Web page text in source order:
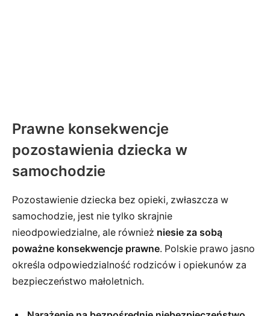
Prawne konsekwencje
pozostawienia dziecka w
samochodzie
Pozostawienie dziecka bez opieki, zwłaszcza w
samochodzie, jest nie tylko skrajnie
nieodpowiedzialne, ale również niesie za sobą
poważne konsekwencje prawne. Polskie prawo jasno
określa odpowiedzialność rodziców i opiekunów za
bezpieczeństwo małoletnich.